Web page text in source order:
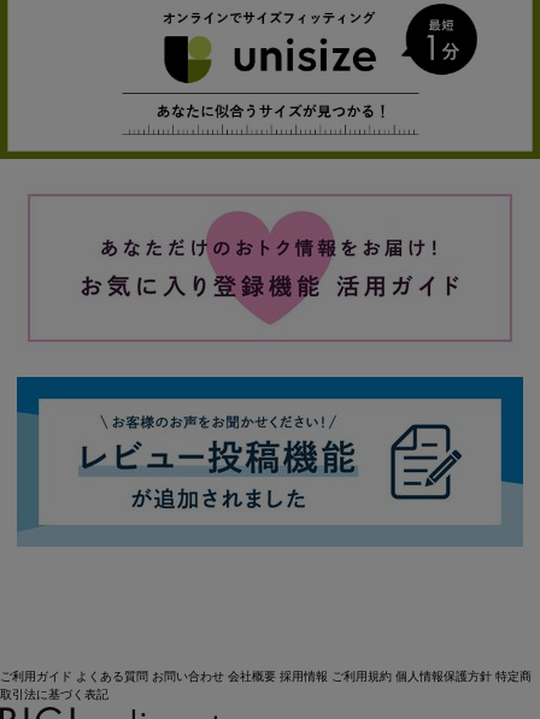
ご利用ガイド よくある質問 お問い合わせ 会社概要 採用情報 ご利用規約 個人情報保護方針 特定商
取引法に基づく表記